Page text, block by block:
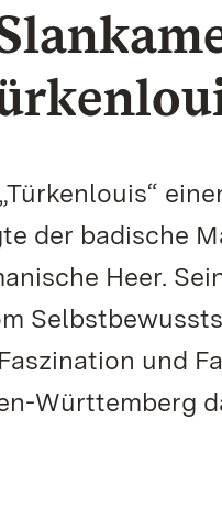
der badische
Heer.
und
Württemberg